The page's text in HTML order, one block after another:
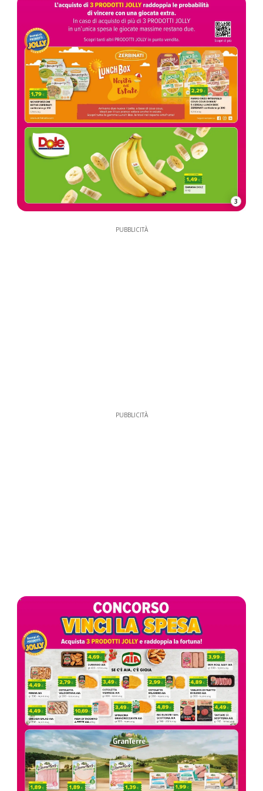
3
PUBBLICITÀ
PUBBLICITÀ